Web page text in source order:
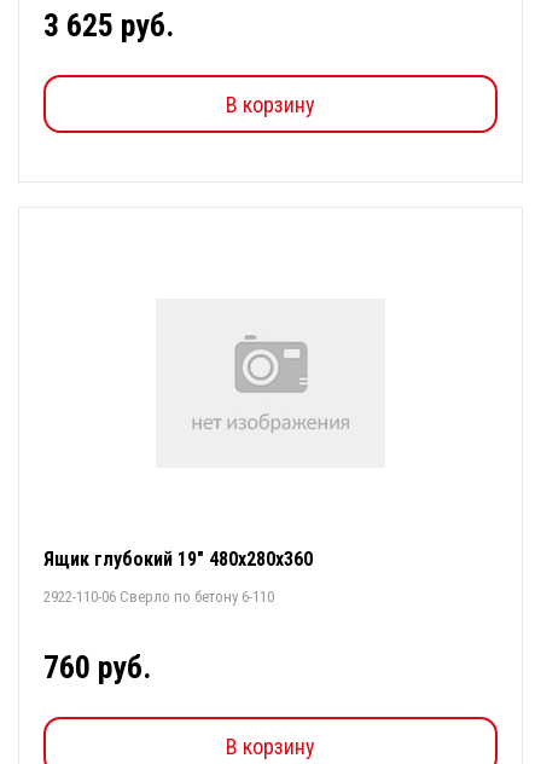
3 625 руб.
В корзину
Ящик глубокий 19" 480х280х360
2922-110-06 Сверло по бетону 6-110
760 руб.
В корзину